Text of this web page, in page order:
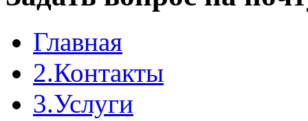
Главная
2.Контакты
3.Услуги